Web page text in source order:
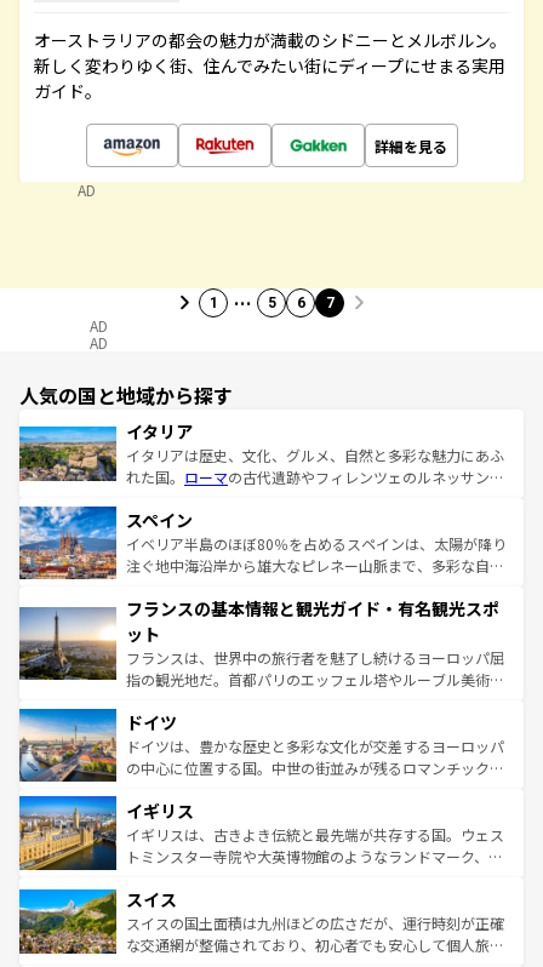
オーストラリアの都会の魅力が満載のシドニーとメルボルン。
新しく変わりゆく街、住んでみたい街にディープにせまる実用
ガイド。
詳細を見る
AD
1 … 5 6 7
AD
AD
人気の国と地域から探す
イタリア
イタリアは歴史、文化、グルメ、自然と多彩な魅力にあふ
れた国。 ローマの古代遺跡やフィレンツェのルネッサンス
ろん、トスカーナの美しい田園風景やアマルフィ海岸の絶
景など、自然景観も見逃せない。観光の合間には、本場の
ピザやパスタなど、絶品のイタリア料理を堪能することも
ませてくれるイタリアで、忘れられない旅をしてみよう！
なお、新着のイタリア情報は
しい。
スペイン
イベリア半島のほぼ80％を占めるスペインは、太陽が降り
注ぐ地中海沿岸から雄大なピレネー山脈まで、多彩な自然
文化が根付くこの国では、情熱的なフラメンコ、熱気あふ
れる闘牛、そして美味しいタパスが生活の一部となってい
る。首都マドリードの洗練された雰囲気や、バルセロナの
アートに溢れた街角から、地方では古代ローマ遺跡や中世
せる。地方によって風土や気候が異なるスペインはその個
性で訪れる人を魅了する。 なお、新着のスペイン情報は コ
ンテンツ一覧を参照してほしい。
フランスの基本情報と観光ガイド・有名観光スポ
ット
フランスは、世界中の旅行者を魅了し続けるヨーロッパ屈
指の観光地だ。首都パリのエッフェル塔やルーブル美術館
で、幅広い魅力が詰まっている。華麗な宮殿、歴史的な大
聖堂、美しいビーチ、そして豊かな自然が、訪れる者を心
から魅了する。また、フランスは美食の国としても知ら
いる。シャンパンの発祥地であるランス、プロヴァンスの
香り高いラベンダー畑など、多彩な楽しみ方が可能だ。さ
らに、パリ以外の地域にも魅力が溢れており、どの街角に
れる地方に足を運ぶとそれぞれで全く異なる文化を体験で
きるだろう。 なお、新着のフランス情報はコンテンツ一覧
を参照してほしい。
ドイツ
ドイツは、豊かな歴史と多彩な文化が交差するヨーロッパ
の中心に位置する国。中世の街並みが残るロマンチック街
顔を持つこの国は、どこを歩いても飽きることがない。ベ
ルリンの文化的活気、バイエルン州のアルプスの絶景、そ
してライン川沿いのワイン畑といった風景は必見。ビール
は、お酒好きな人にはぜひ体験してほしい。 なお、新着の
ドイツ情報はコンテンツ一覧を参照してほしい。
イギリス
イギリスは、古きよき伝統と最先端が共存する国。ウェス
トミンスター寺院や大英博物館のようなランドマーク、歴
リアごとに異なる魅力がある。また、優雅なアフタヌーン
ティー、ビール好きにはたまらない英国パブ、サッカー観
戦など、本場だからこそできる体験も豊富。イギリスを旅
スイス
スイスの国土面積は九州ほどの広さだが、運行時刻が正確
な交通網が整備されており、初心者でも安心して個人旅行